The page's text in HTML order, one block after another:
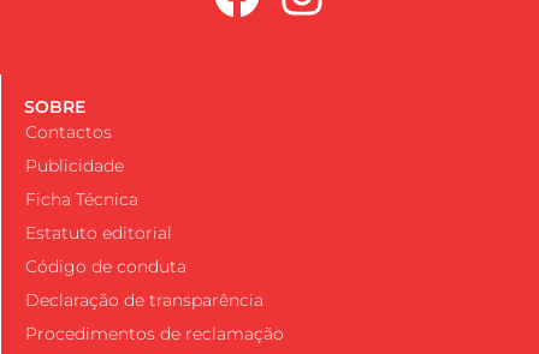
SOBRE
Contactos
Publicidade
Ficha Técnica
Estatuto editorial
Código de conduta
Declaração de transparência
Procedimentos de reclamação